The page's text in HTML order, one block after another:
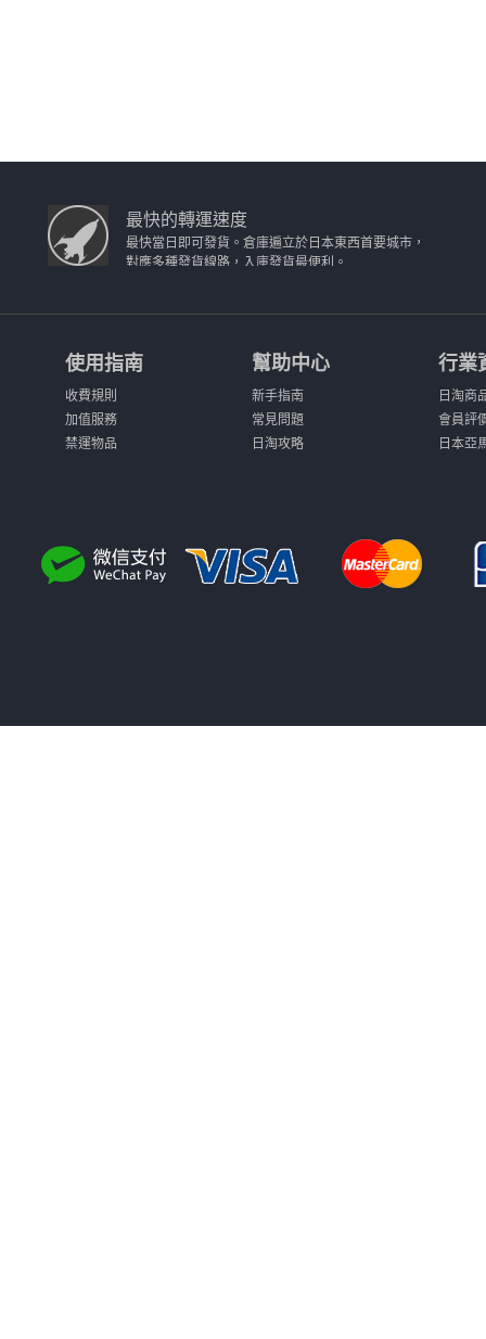
最快的轉運速度
最快當日即可發貨。倉庫遍立於日本東西首要城市，
對應多種發貨線路，入庫發貨最便利。
使用指南
收費規則
加值服務
禁運物品
幫助中心
新手指南
常見問題
日淘攻略
行業
日淘商
會員評
日本亞